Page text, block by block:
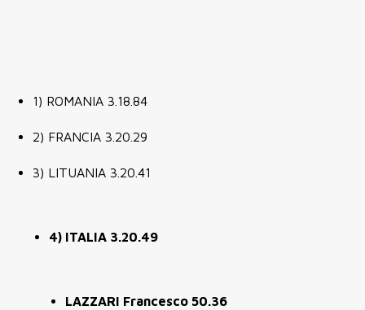
1) ROMANIA 3.18.84
2) FRANCIA 3.20.29
3) LITUANIA 3.20.41
4) ITALIA 3.20.49
LAZZARI Francesco 50.36